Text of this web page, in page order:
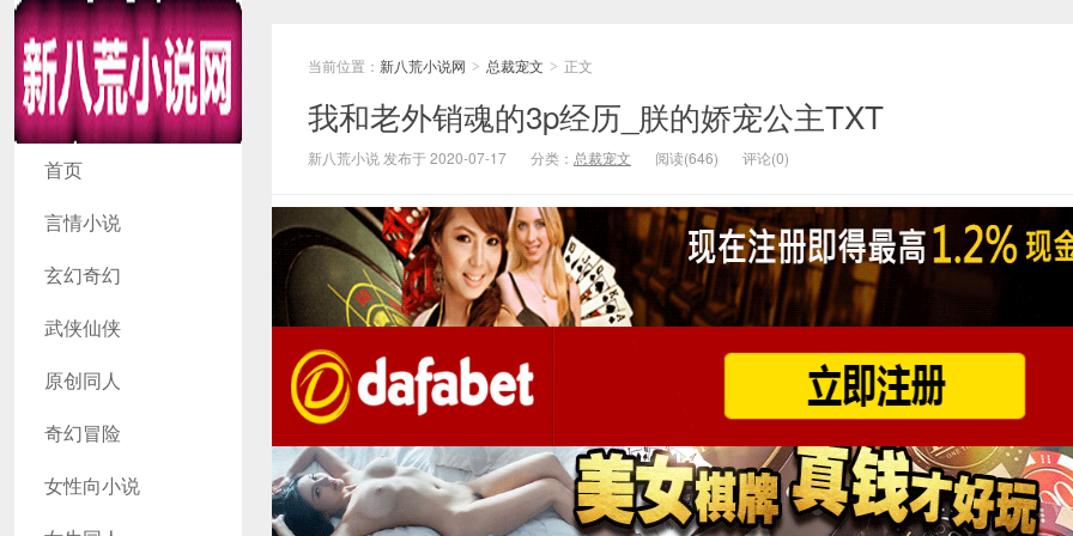
新八荒小说网
首页
言情小说
玄幻奇幻
武侠仙侠
原创同人
奇幻冒险
女性向小说
当前位置： 新八荒小说网 > 总裁宠文 > 正文
我和老外销魂的3p经历_朕的娇宠公主TXT
新八荒小说 发布于 2020-07-17 分类： 总裁宠文 阅读(646) 评论(0)